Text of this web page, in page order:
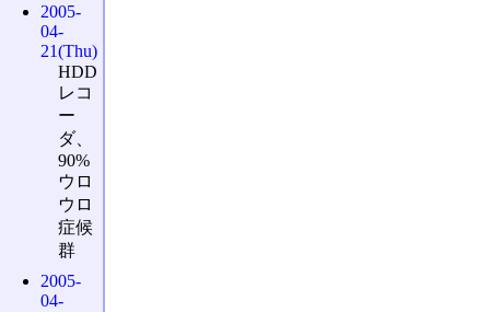
2005-
04-
21(Thu)
HDD
レコ
ー
ダ、
90%
ウロ
ウロ
症候
群
2005-
04-